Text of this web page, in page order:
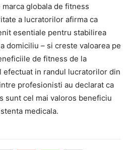
globala de fitness
a lucratorilor afirma ca
esentiale pentru stabilirea
domiciliu – si creste valoarea pe
de fitness de la
efectuat in randul lucratorilor din
profesionisti au declarat ca
sunt cel mai valoros beneficiu
medicala.